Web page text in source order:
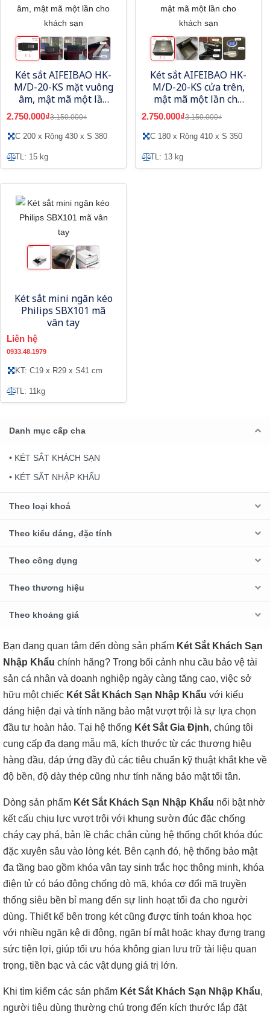
Két sắt AIFEIBAO HK-
M/D-20-KS mặt vuông
âm, mật mã một lần
cho khách sạn
2.750.000₫3.150.000₫
C 200 x Rộng 430 x S 380
TL: 15 kg
Két sắt AIFEIBAO HK-
M/D-20-KS cửa trên,
mật mã một lần cho
khách sạn
2.750.000₫3.150.000₫
C 180 x Rộng 410 x S 350
TL: 13 kg
Két sắt mini ngăn kéo
Philips SBX101 mã
vân tay
Liên hệ
0933.48.1979
KT: C19 x R29 x S41 cm
TL: 11kg
Danh mục cấp cha
• KÉT SẮT KHÁCH SẠN
• KÉT SẮT NHẬP KHẨU
Theo loại khoá
Theo kiểu dáng, đặc tính
Theo công dụng
Theo thương hiệu
Theo khoảng giá
Bạn đang quan tâm đến dòng sản phẩm Két Sắt Khách Sạn
Nhập Khẩu chính hãng? Trong bối cảnh nhu cầu bảo vệ tài
sản cá nhân và doanh nghiệp ngày càng tăng cao, việc sở
hữu một chiếc Két Sắt Khách Sạn Nhập Khẩu với kiểu
dáng hiện đại và tính năng bảo mật vượt trội là sự lựa chọn
đầu tư hoàn hảo. Tại hệ thống Két Sắt Gia Định, chúng tôi
cung cấp đa dạng mẫu mã, kích thước từ các thương hiệu
hàng đầu, đáp ứng đầy đủ các tiêu chuẩn kỹ thuật khắt khe về
độ bền, độ dày thép cũng như tính năng bảo mật tối tân.
Dòng sản phẩm Két Sắt Khách Sạn Nhập Khẩu nổi bật nhờ
kết cấu chịu lực vượt trội với khung sườn đúc đặc chống
cháy cạy phá, bản lề chắc chắn cùng hệ thống chốt khóa đúc
đặc xuyên sâu vào lòng két. Bên cạnh đó, hệ thống bảo mật
đa tầng bao gồm khóa vân tay sinh trắc học thông minh, khóa
điện tử có báo động chống dò mã, khóa cơ đổi mã truyền
thống siêu bền bỉ mang đến sự linh hoạt tối đa cho người
dùng. Thiết kế bên trong két cũng được tính toán khoa học
với nhiều ngăn kệ di động, ngăn bí mật hoặc khay đựng trang
sức tiện lợi, giúp tối ưu hóa không gian lưu trữ tài liệu quan
trọng, tiền bạc và các vật dụng giá trị lớn.
Khi tìm kiếm các sản phẩm Két Sắt Khách Sạn Nhập Khẩu,
người tiêu dùng thường chú trọng đến kích thước lắp đặt